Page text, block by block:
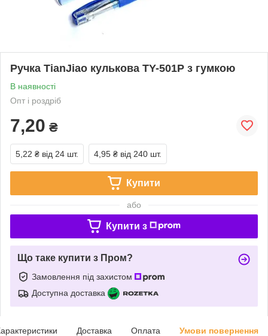
Ручка TianJiao кулькова TY-501P з гумкою
В наявності
Опт і роздріб
7,20 ₴
5,22 ₴ від 24 шт. 4,95 ₴ від 240 шт.
Купити
або
Купити з
Що таке купити з Пром?
Замовлення під захистом
Доступна доставка
Доставка Оплата Умови повернення